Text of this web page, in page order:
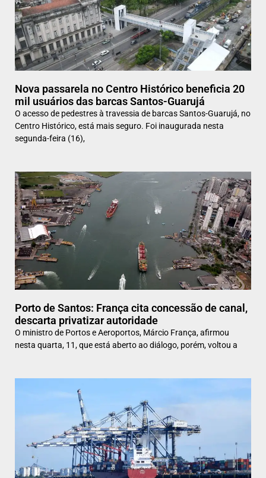
Nova passarela no Centro Histórico beneficia 20
mil usuários das barcas Santos-Guarujá
O acesso de pedestres à travessia de barcas Santos-Guarujá, no
Centro Histórico, está mais seguro. Foi inaugurada nesta
segunda-feira (16),
Porto de Santos: França cita concessão de canal,
descarta privatizar autoridade
O ministro de Portos e Aeroportos, Márcio França, afirmou
nesta quarta, 11, que está aberto ao diálogo, porém, voltou a